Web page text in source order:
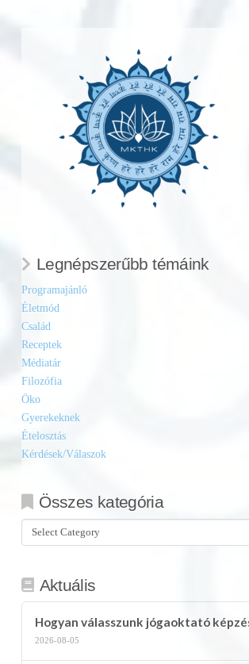
Legnépszerűbb témáink
Programajánló
Életmód
Család
Receptek
Médiatár
Filozófia
Öko
Gyerekeknek
Ételosztás
Kérdések/Válaszok
Összes kategória
Összes
kategória
Aktuális
Hogyan válasszunk jógaoktató
2026-08-05